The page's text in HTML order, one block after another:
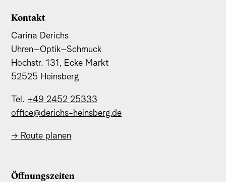
Kontakt
Carina Derichs
Uhren–Optik–Schmuck
Hochstr. 131, Ecke Markt
52525 Heinsberg
Tel. +49 2452 25333
office@derichs-heinsberg.de
→ Route planen
Öffnungszeiten